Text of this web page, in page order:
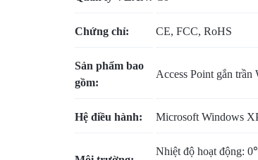
Chứng chỉ: CE, FCC, RoHS
Sản phẩm bao
gồm:
Access Point gắn
Hệ điều hành: Microsoft Windows
Nhiệt độ hoạt động: